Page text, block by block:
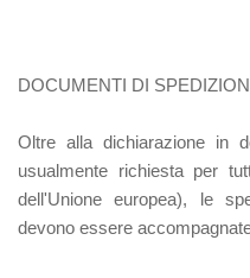
DOCUMENTI DI
Oltre alla dichiarazione in
usualmente richiesta per
dell'Unione europea), le
devono essere